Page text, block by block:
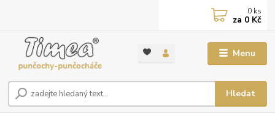
Menu
Hledat
0 ks
za 0 Kč